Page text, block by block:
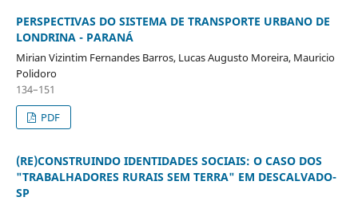
PERSPECTIVAS DO SISTEMA DE TRANSPORTE URBANO DE
LONDRINA - PARANÁ
Mirian Vizintim Fernandes Barros, Lucas Augusto Moreira, Mauricio
Polidoro
134–151
PDF
(RE)CONSTRUINDO IDENTIDADES SOCIAIS: O CASO DOS
"TRABALHADORES RURAIS SEM TERRA" EM DESCALVADO-
SP